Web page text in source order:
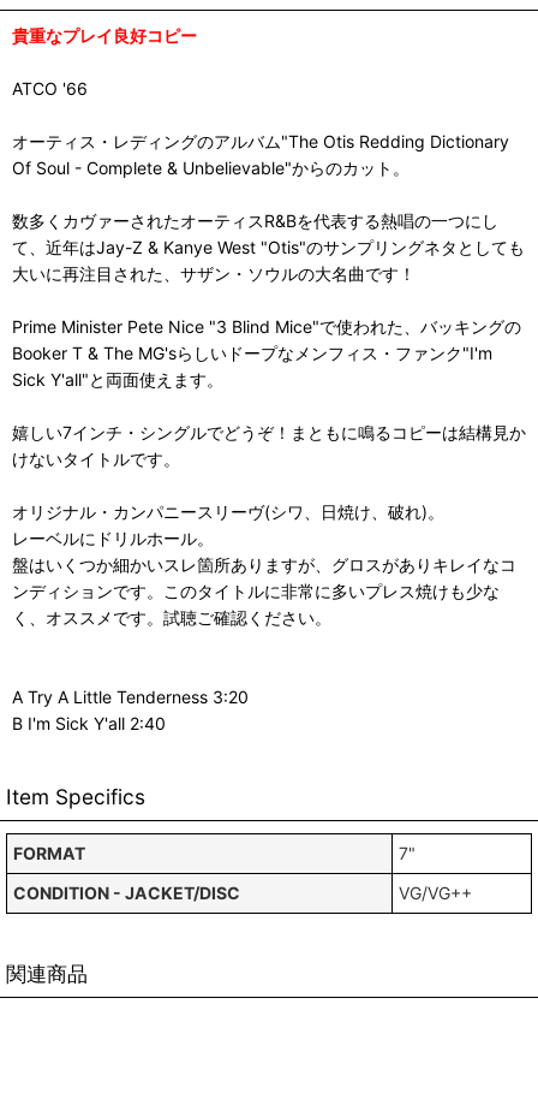
貴重なプレイ良好コピー
ATCO '66
オーティス・レディングのアルバム"The Otis Redding Dictionary
Of Soul - Complete & Unbelievable"からのカット。
数多くカヴァーされたオーティスR&Bを代表する熱唱の一つにし
て、近年はJay-Z & Kanye West "Otis"のサンプリングネタとしても
大いに再注目された、サザン・ソウルの大名曲です！
Prime Minister Pete Nice "3 Blind Mice"で使われた、バッキングの
Booker T & The MG'sらしいドープなメンフィス・ファンク"I'm
Sick Y'all"と両面使えます。
嬉しい7インチ・シングルでどうぞ！まともに鳴るコピーは結構見か
けないタイトルです。
オリジナル・カンパニースリーヴ(シワ、日焼け、破れ)。
レーベルにドリルホール。
盤はいくつか細かいスレ箇所ありますが、グロスがありキレイなコ
ンディションです。このタイトルに非常に多いプレス焼けも少な
く、オススメです。試聴ご確認ください。
A Try A Little Tenderness 3:20
B I'm Sick Y'all 2:40
Item Specifics
FORMAT
7"
CONDITION - JACKET/DISC
VG/VG++
関連商品